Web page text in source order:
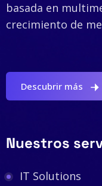
basada en
crecimiento de
Descubrir más
Nuestros
IT Solutions